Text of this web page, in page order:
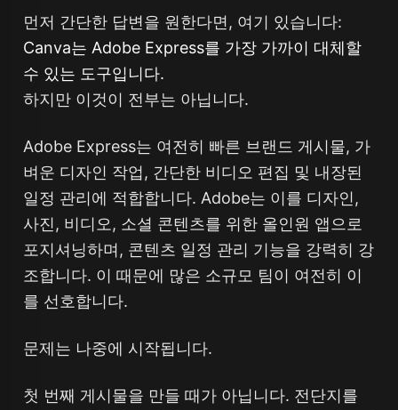
먼저 간단한 답변을 원한다면, 여기 있습니다:
Canva는 Adobe Express를 가장 가까이 대체할
수 있는 도구입니다.
하지만 이것이 전부는 아닙니다.
Adobe Express는 여전히 빠른 브랜드 게시물, 가
벼운 디자인 작업, 간단한 비디오 편집 및 내장된
일정 관리에 적합합니다. Adobe는 이를 디자인,
사진, 비디오, 소셜 콘텐츠를 위한 올인원 앱으로
포지셔닝하며, 콘텐츠 일정 관리 기능을 강력히 강
조합니다. 이 때문에 많은 소규모 팀이 여전히 이
를 선호합니다.
문제는 나중에 시작됩니다.
첫 번째 게시물을 만들 때가 아닙니다. 전단지를